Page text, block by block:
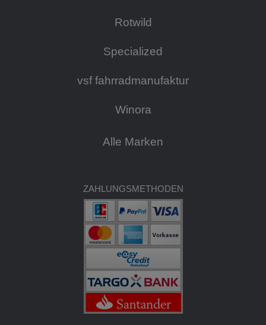
Rotwild
Specialized
vsf fahrradmanufaktur
Winora
Alle Marken
ZAHLUNGSMETHODEN